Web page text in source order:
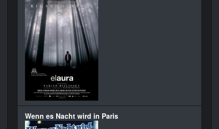
Wenn es Nacht wird in Paris